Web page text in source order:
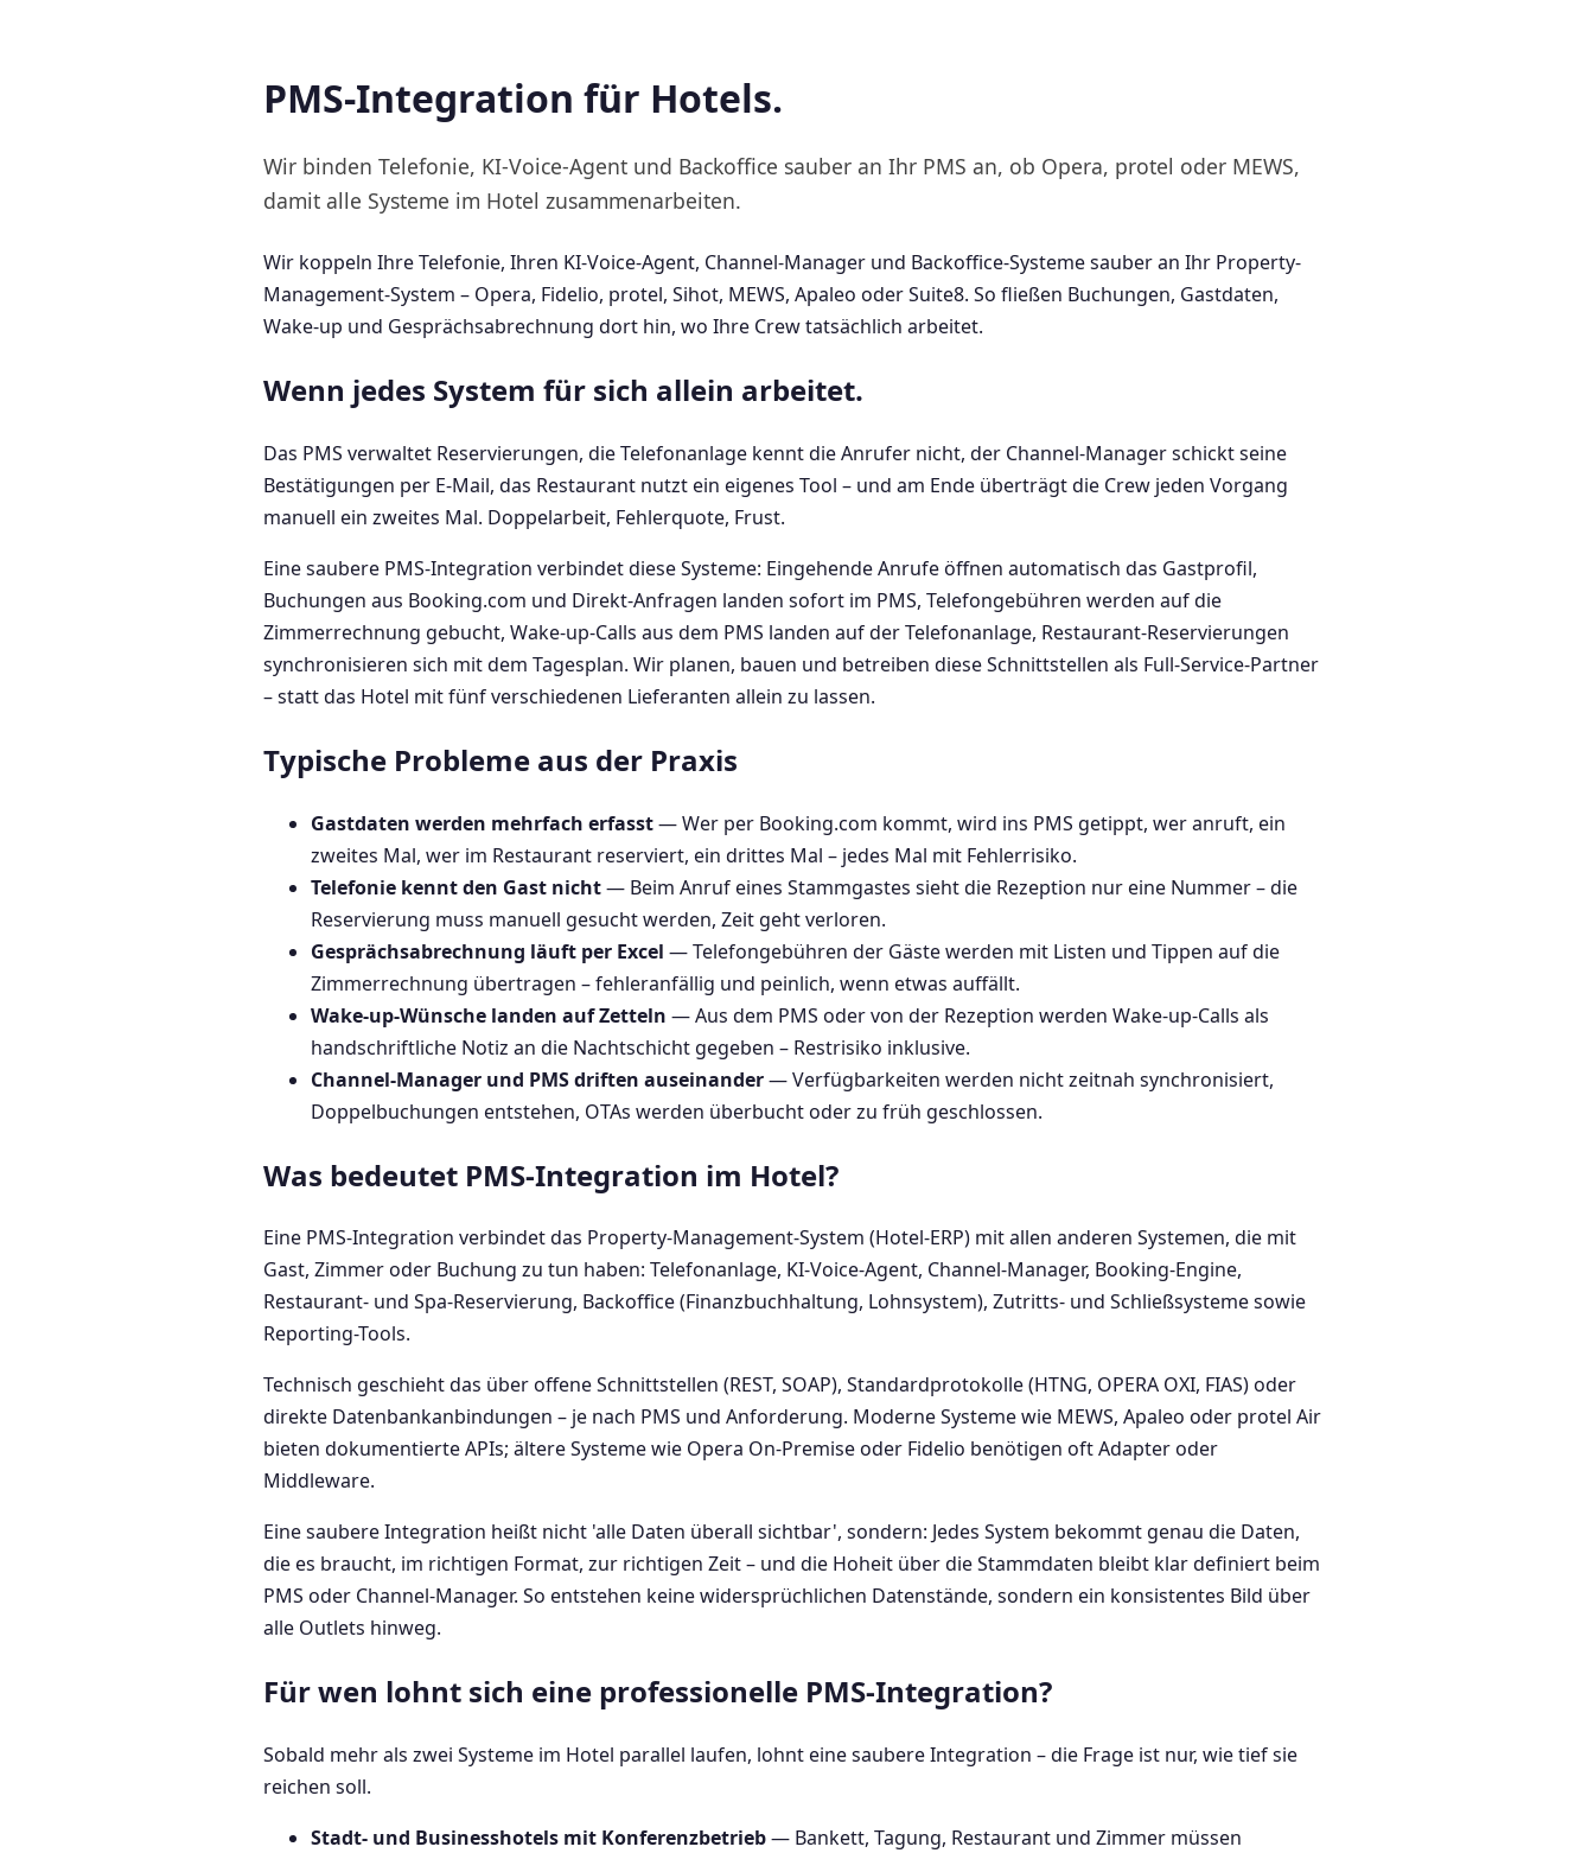
PMS-Integration für Hotels.
Wir binden Telefonie, KI-Voice-Agent und Backoffice sauber an Ihr PMS an, ob Opera, protel oder MEWS,
damit alle Systeme im Hotel zusammenarbeiten.
Wir koppeln Ihre Telefonie, Ihren KI-Voice-Agent, Channel-Manager und Backoffice-Systeme sauber an Ihr Property-
Management-System – Opera, Fidelio, protel, Sihot, MEWS, Apaleo oder Suite8. So fließen Buchungen, Gastdaten,
Wake-up und Gesprächsabrechnung dort hin, wo Ihre Crew tatsächlich arbeitet.
Wenn jedes System für sich allein arbeitet.
Das PMS verwaltet Reservierungen, die Telefonanlage kennt die Anrufer nicht, der Channel-Manager schickt seine
Bestätigungen per E-Mail, das Restaurant nutzt ein eigenes Tool – und am Ende überträgt die Crew jeden Vorgang
manuell ein zweites Mal. Doppelarbeit, Fehlerquote, Frust.
Eine saubere PMS-Integration verbindet diese Systeme: Eingehende Anrufe öffnen automatisch das Gastprofil,
Buchungen aus Booking.com und Direkt-Anfragen landen sofort im PMS, Telefongebühren werden auf die
Zimmerrechnung gebucht, Wake-up-Calls aus dem PMS landen auf der Telefonanlage, Restaurant-Reservierungen
synchronisieren sich mit dem Tagesplan. Wir planen, bauen und betreiben diese Schnittstellen als Full-Service-Partner
– statt das Hotel mit fünf verschiedenen Lieferanten allein zu lassen.
Typische Probleme aus der Praxis
Gastdaten werden mehrfach erfasst— Wer per Booking.com kommt, wird ins PMS getippt, wer anruft, ein
zweites Mal, wer im Restaurant reserviert, ein drittes Mal – jedes Mal mit Fehlerrisiko.
Telefonie kennt den Gast nicht— Beim Anruf eines Stammgastes sieht die Rezeption nur eine Nummer – die
Reservierung muss manuell gesucht werden, Zeit geht verloren.
Gesprächsabrechnung läuft per Excel — Telefongebühren der Gäste werden mit Listen und Tippen auf die
Zimmerrechnung übertragen – fehleranfällig und peinlich, wenn etwas auffällt.
Wake-up-Wünsche landen auf Zetteln — Aus dem PMS oder von der Rezeption werden Wake-up-Calls als
handschriftliche Notiz an die Nachtschicht gegeben – Restrisiko inklusive.
Channel-Manager und PMS driften auseinander— Verfügbarkeiten werden nicht zeitnah synchronisiert,
Doppelbuchungen entstehen, OTAs werden überbucht oder zu früh geschlossen.
Was bedeutet PMS-Integration im Hotel?
Eine PMS-Integration verbindet das Property-Management-System (Hotel-ERP) mit allen anderen Systemen, die mit
Gast, Zimmer oder Buchung zu tun haben: Telefonanlage, KI-Voice-Agent, Channel-Manager, Booking-Engine,
Restaurant- und Spa-Reservierung, Backoffice (Finanzbuchhaltung, Lohnsystem), Zutritts- und Schließsysteme sowie
Reporting-Tools.
Technisch geschieht das über offene Schnittstellen (REST, SOAP), Standardprotokolle (HTNG, OPERA OXI, FIAS) oder
direkte Datenbankanbindungen – je nach PMS und Anforderung. Moderne Systeme wie MEWS, Apaleo oder protel Air
bieten dokumentierte APIs; ältere Systeme wie Opera On-Premise oder Fidelio benötigen oft Adapter oder
Middleware.
Eine saubere Integration heißt nicht 'alle Daten überall sichtbar', sondern: Jedes System bekommt genau die Daten,
die es braucht, im richtigen Format, zur richtigen Zeit – und die Hoheit über die Stammdaten bleibt klar definiert beim
PMS oder Channel-Manager. So entstehen keine widersprüchlichen Datenstände, sondern ein konsistentes Bild über
alle Outlets hinweg.
Für wen lohnt sich eine professionelle PMS-Integration?
Sobald mehr als zwei Systeme im Hotel parallel laufen, lohnt eine saubere Integration – die Frage ist nur, wie tief sie
reichen soll.
Stadt- und Businesshotels mit Konferenzbetrieb— Bankett, Tagung, Restaurant und Zimmer müssen